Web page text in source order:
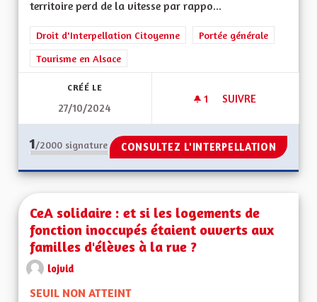
territoire perd de la vitesse par rappo...
Droit d'Interpellation Citoyenne
Portée générale
Tourisme en Alsace
CRÉÉ LE
27/10/2024
1 1 ABONNÉ
SUIVRE
1/2000 signature CONSULTEZ L'INTERPELLATION
CeA solidaire : et si les logements de
fonction inoccupés étaient ouverts aux
familles d'élèves à la rue ?
lojvid
SEUIL NON ATTEINT